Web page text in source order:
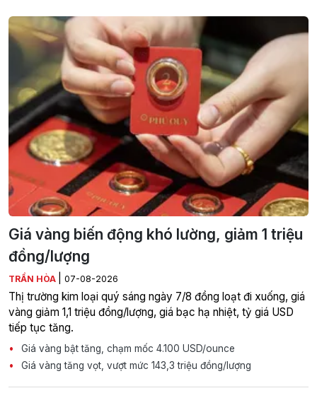
Giá vàng biến động khó lường, giảm 1 triệu
đồng/lượng
TRẦN HÒA 07-08-2026
Thị trường kim loại quý sáng ngày 7/8 đồng loạt đi xuống, giá
vàng giảm 1,1 triệu đồng/lượng, giá bạc hạ nhiệt, tỷ giá USD
tiếp tục tăng.
Giá vàng bật tăng, chạm mốc 4.100 USD/ounce
Giá vàng tăng vọt, vượt mức 143,3 triệu đồng/lượng